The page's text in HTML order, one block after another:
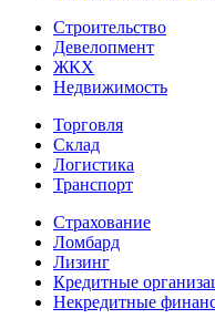
Строительство
Девелопмент
ЖКХ
Недвижимость
Торговля
Склад
Логистика
Транспорт
Страхование
Ломбард
Лизинг
Кредитные
Некредитные